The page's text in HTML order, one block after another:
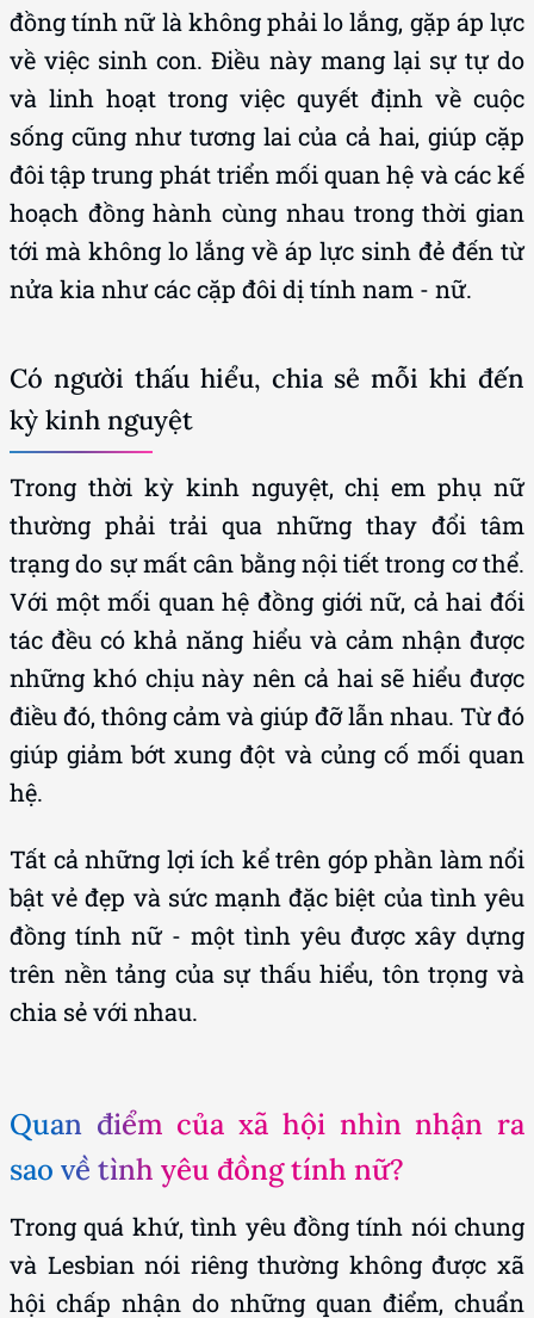
đồng tính nữ là không phải lo lắng, gặp áp lực
về việc sinh con. Điều này mang lại sự tự do
và linh hoạt trong việc quyết định về cuộc
sống cũng như tương lai của cả hai, giúp cặp
đôi tập trung phát triển mối quan hệ và các kế
hoạch đồng hành cùng nhau trong thời gian
tới mà không lo lắng về áp lực sinh đẻ đến từ
nửa kia như các cặp đôi dị tính nam - nữ.
Có người thấu hiểu, chia sẻ mỗi khi đến
kỳ kinh nguyệt
Trong thời kỳ kinh nguyệt, chị em phụ nữ
thường phải trải qua những thay đổi tâm
trạng do sự mất cân bằng nội tiết trong cơ thể.
Với một mối quan hệ đồng giới nữ, cả hai đối
tác đều có khả năng hiểu và cảm nhận được
những khó chịu này nên cả hai sẽ hiểu được
điều đó, thông cảm và giúp đỡ lẫn nhau. Từ đó
giúp giảm bớt xung đột và củng cố mối quan
hệ.
Tất cả những lợi ích kể trên góp phần làm nổi
bật vẻ đẹp và sức mạnh đặc biệt của tình yêu
đồng tính nữ - một tình yêu được xây dựng
trên nền tảng của sự thấu hiểu, tôn trọng và
chia sẻ với nhau.
Quan điểm của xã hội nhìn nhận ra
sao về tình yêu đồng tính nữ?
Trong quá khứ, tình yêu đồng tính nói chung
và Lesbian nói riêng thường không được xã
hội chấp nhận do những quan điểm, chuẩn